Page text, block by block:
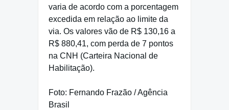
varia de acordo com a porcentagem
excedida em relação ao limite da
via. Os valores vão de R$ 130,16 a
R$ 880,41, com perda de 7 pontos
na CNH (Carteira Nacional de
Habilitação).
Foto: Fernando Frazão / Agência
Brasil